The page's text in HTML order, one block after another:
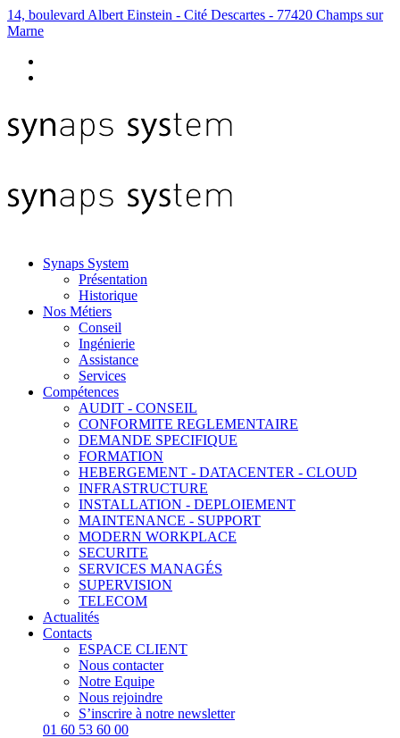
14, boulevard Albert Einstein - Cité Descartes - 77420 Champs sur
Marne
Synaps System
Présentation
Historique
Nos Métiers
Conseil
Ingénierie
Assistance
Services
Compétences
AUDIT - CONSEIL
CONFORMITE REGLEMENTAIRE
DEMANDE SPECIFIQUE
FORMATION
HEBERGEMENT - DATACENTER - CLOUD
INFRASTRUCTURE
INSTALLATION - DEPLOIEMENT
MAINTENANCE - SUPPORT
MODERN WORKPLACE
SECURITE
SERVICES MANAGÉS
SUPERVISION
TELECOM
Actualités
Contacts
ESPACE CLIENT
Nous contacter
Notre Equipe
Nous rejoindre
S’inscrire à notre newsletter
01 60 53 60 00